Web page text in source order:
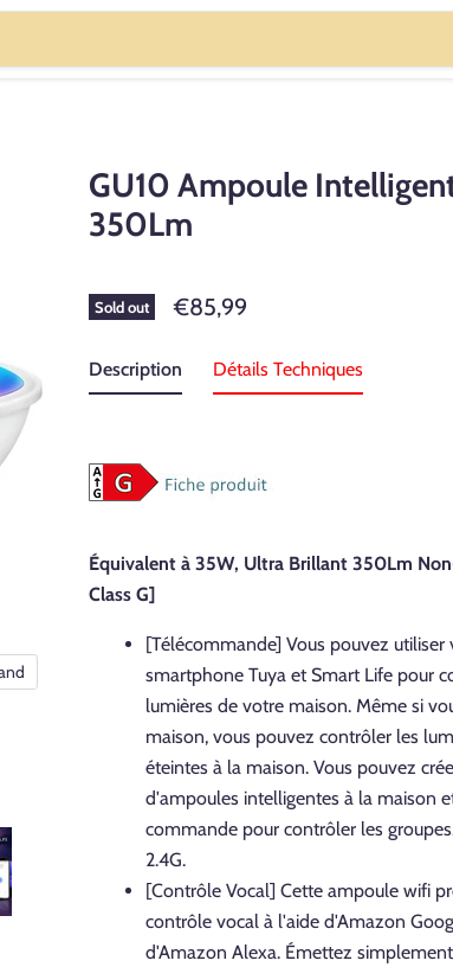
GU10 Ampoule
350Lm
Sold out €85,99
Description
Équivalent à 35W, Ultra Brillant 350Lm
Class G]
[Télécommande] Vous pouvez utiliser
smartphone Tuya et Smart Life pour
lumières de votre maison. Même si
maison, vous pouvez contrôler les
éteintes à la maison. Vous pouvez
d'ampoules intelligentes à la maison
commande pour contrôler les
2.4G.
[Contrôle Vocal] Cette ampoule wifi
contrôle vocal à l'aide d'Amazon
d'Amazon Alexa. Émettez
Détails Techniques